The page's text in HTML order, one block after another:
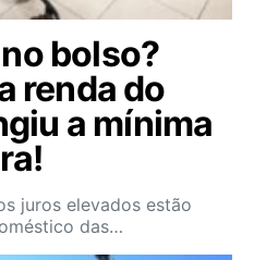
bolso?
renda do
a mínima
juros elevados estão
das…